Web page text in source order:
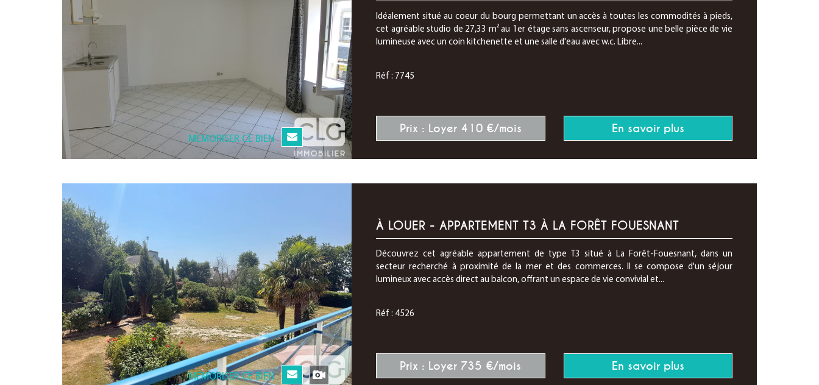
MEMORISER CE BIEN
Idéalement situé au coeur du bourg permettant un accès à toutes les commodités à pieds,
cet agréable studio de 27,33 m² au 1er étage sans ascenseur, propose une belle pièce de vie
lumineuse avec un coin kitchenette et une salle d'eau avec w.c. Libre...
Réf : 7745
Prix : Loyer 410 €/mois En savoir plus
MEMORISER CE BIEN
À LOUER - APPARTEMENT T3 À LA FORÊT FOUESNANT
Découvrez cet agréable appartement de type T3 situé à La Forêt-Fouesnant, dans un
secteur recherché à proximité de la mer et des commerces. Il se compose d'un séjour
lumineux avec accès direct au balcon, offrant un espace de vie convivial et...
Réf : 4526
Prix : Loyer 735 €/mois En savoir plus